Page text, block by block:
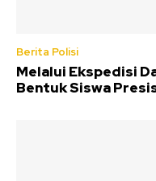
Berita Polisi
Melalui Ekspedisi
Bentuk Siswa